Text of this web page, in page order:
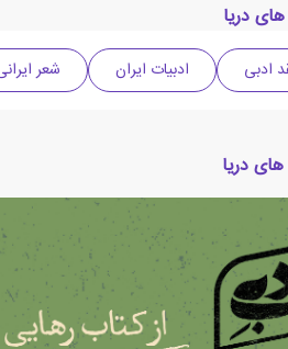
دریا
ادبی ادبیات ایران شعر
دریا